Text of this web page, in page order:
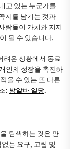
고 있는 누군가를
지를 남기는 것과
람들이 가치와 지지
될 수 있습니다.
려운 상황에서 동료
인의 성장을 촉진하
을 수 있는 또 다른
: 밤알바 일당.
탐색하는 것은 만
는 요구, 고립 및